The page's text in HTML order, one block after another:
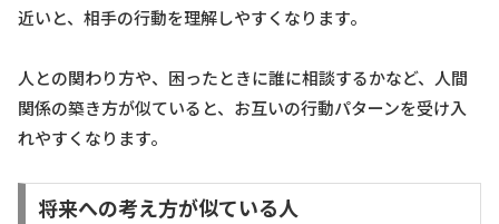
近いと、相手の行動を理解しやすくなります。
人との関わり方や、困ったときに誰に相談するかなど、人間
関係の築き方が似ていると、お互いの行動パターンを受け入
れやすくなります。
将来への考え方が似ている人